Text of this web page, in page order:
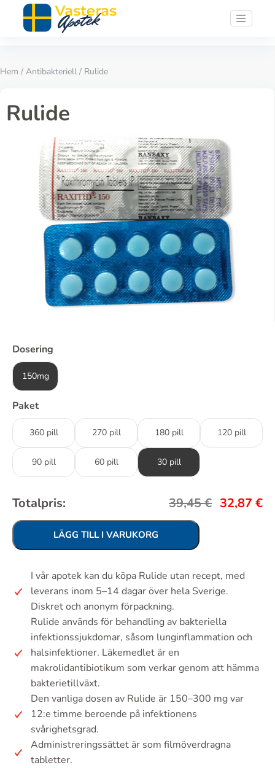
Hem / Antibakteriell / Rulide
Rulide
Dosering
150mg
Paket
360 pill 270 pill 180 pill 120 pill
90 pill 60 pill 30 pill
Totalpris: 39,45€ 32,87 €
LÄGG TILL I VARUKORG
I vår apotek kan du köpa Rulide utan recept, med
leverans inom 5–14 dagar över hela Sverige.
Diskret och anonym förpackning.
Rulide används för behandling av bakteriella
infektionssjukdomar, såsom lunginflammation och
halsinfektioner. Läkemedlet är en
makrolidantibiotikum som verkar genom att hämma
bakterietillväxt.
Den vanliga dosen av Rulide är 150–300 mg var
12:e timme beroende på infektionens
svårighetsgrad.
Administreringssättet är som filmöverdragna
tabletter.